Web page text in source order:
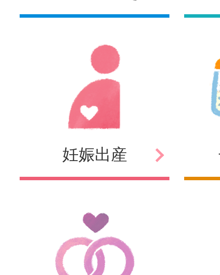
妊娠出産